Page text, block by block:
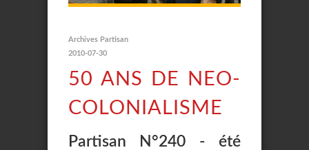
Archives Partisan
2010-07-30
50 ANS DE NEO-
COLONIALISME
Partisan N°240 - été